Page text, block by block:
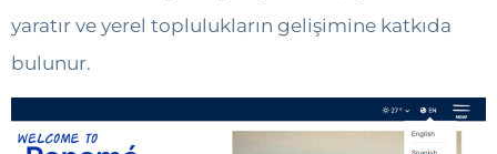
yaratır ve yerel toplulukların gelişimine katkıda
bulunur.